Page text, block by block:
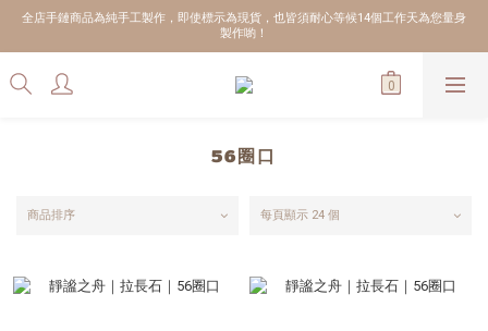
全店手鏈商品為純手工製作，即使標示為現貨，也皆須耐心等候14個工作天為您量身
製作喲！
56圈口
商品排序 每頁顯示 24 個